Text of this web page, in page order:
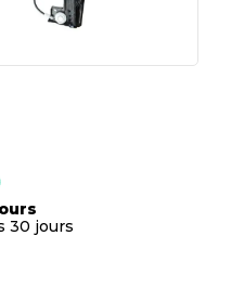
30 jours